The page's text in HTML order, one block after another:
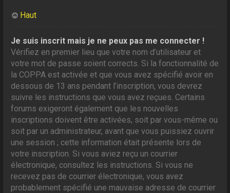
Haut
Je suis inscrit mais je ne peux pas me connecter !
Vérifiez en premier lieu que votre nom d’utilisateur et
votre mot de passe soient corrects. Si la fonctionnalité de
la COPPA est activée et que vous avez spécifié avoir en
dessous de 13 ans pendant l’inscription, vous devrez
suivre les instructions que vous avez reçues. Certains
forums exigeront également que les nouvelles
inscriptions doivent être activées, soit par vous-même ou
soit par un administrateur, avant que vous puissiez ouvrir
une session ; cette information était présente lors de
votre inscription. Si vous aviez reçu un courrier
électronique, consultez les instructions. Si vous ne
recevez pas de courrier électronique, vous avez
probablement spécifié une mauvaise adresse de courrier